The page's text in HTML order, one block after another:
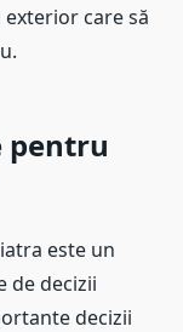
care să
pentru
este un
de decizii
decizii